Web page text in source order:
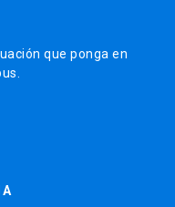
que ponga en